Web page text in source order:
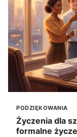
PODZIĘKOWANIA
Życzenia dla
formalne